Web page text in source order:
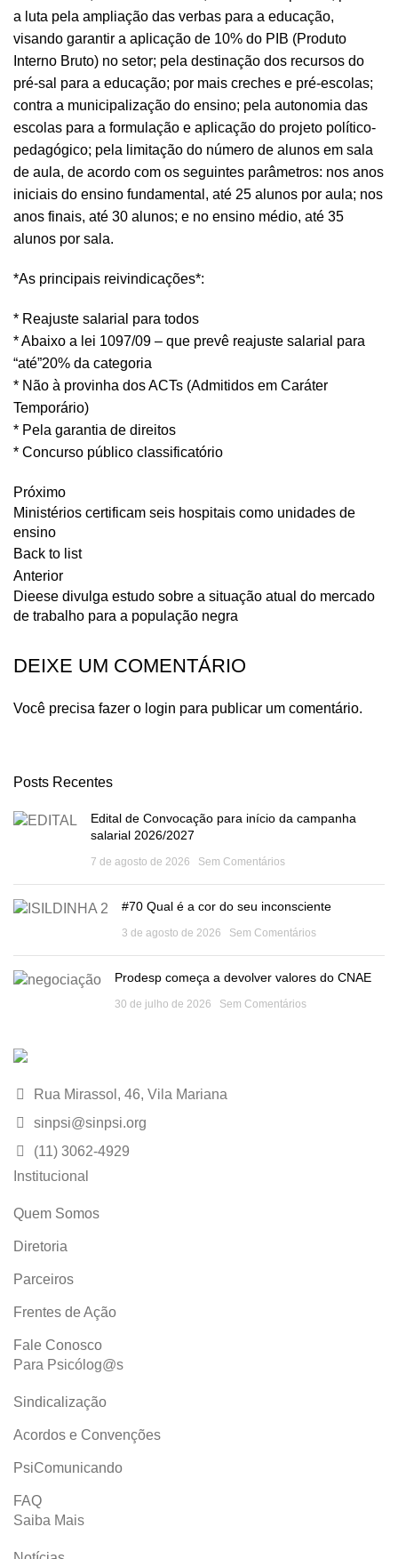
a luta pela ampliação das verbas para a educação,
visando garantir a aplicação de 10% do PIB (Produto
Interno Bruto) no setor; pela destinação dos recursos do
pré-sal para a educação; por mais creches e pré-escolas;
contra a municipalização do ensino; pela autonomia das
escolas para a formulação e aplicação do projeto político-
pedagógico; pela limitação do número de alunos em sala
de aula, de acordo com os seguintes parâmetros: nos anos
iniciais do ensino fundamental, até 25 alunos por aula; nos
anos finais, até 30 alunos; e no ensino médio, até 35
alunos por sala.
*As principais reivindicações*:
* Reajuste salarial para todos
* Abaixo a lei 1097/09 – que prevê reajuste salarial para
“até”20% da categoria
* Não à provinha dos ACTs (Admitidos em Caráter
Temporário)
* Pela garantia de direitos
* Concurso público classificatório
Próximo
Ministérios certificam seis hospitais como unidades de
ensino
Back to list
Anterior
Dieese divulga estudo sobre a situação atual do mercado
de trabalho para a população negra
DEIXE UM COMENTÁRIO
Você precisa fazer o login para publicar um comentário.
Posts Recentes
Edital de Convocação para início da campanha
salarial 2026/2027
7 de agosto de 2026 Sem Comentários
#70 Qual é a cor do seu inconsciente
3 de agosto de 2026 Sem Comentários
Prodesp começa a devolver valores do CNAE
30 de julho de 2026 Sem Comentários
Rua Mirassol, 46, Vila Mariana
sinpsi@sinpsi.org
(11) 3062-4929
Institucional
Quem Somos
Diretoria
Parceiros
Frentes de Ação
Fale Conosco
Para Psicólog@s
Sindicalização
Acordos e Convenções
PsiComunicando
FAQ
Saiba Mais